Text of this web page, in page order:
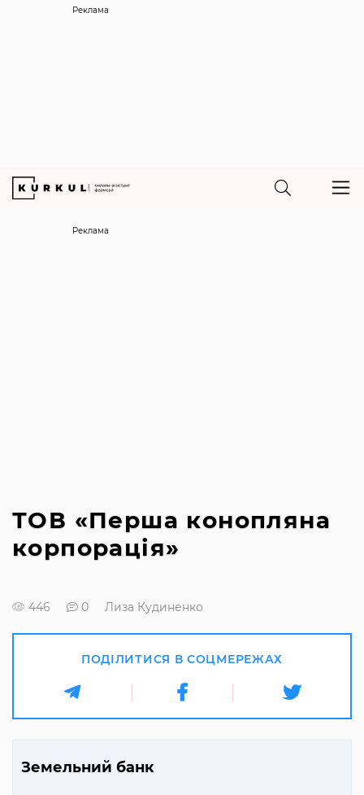
Реклама
ТОВ «Перша конопляна
корпорація»
446 0 Лиза Кудиненко
ПОДІЛИТИСЯ В СОЦМЕРЕЖАХ
Земельний банк
Реклама